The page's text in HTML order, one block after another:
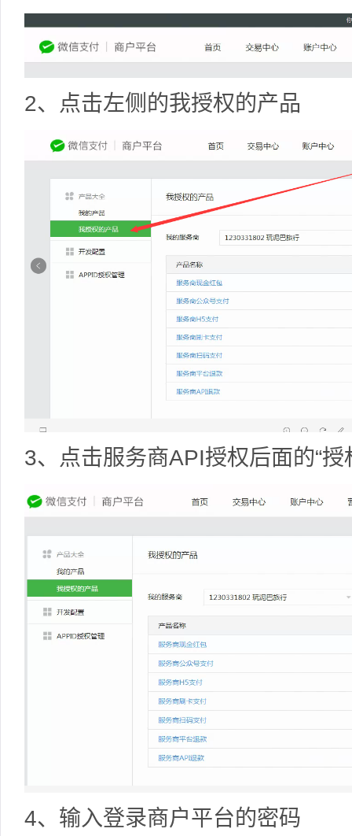
2、点击左侧的我授权的产品
3、点击服务商API授权后面的“授
4、输入登录商户平台的密码